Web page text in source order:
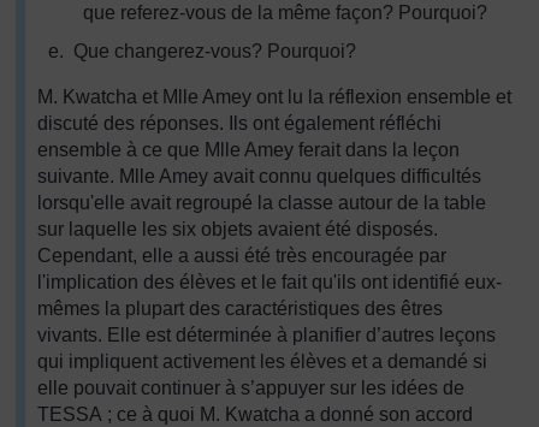
que referez-vous de la même façon? Pourquoi?
e. Que changerez-vous? Pourquoi?
M. Kwatcha et Mlle Amey ont lu la réflexion ensemble et
discuté des réponses. Ils ont également réfléchi
ensemble à ce que Mlle Amey ferait dans la leçon
suivante. Mlle Amey avait connu quelques difficultés
lorsqu'elle avait regroupé la classe autour de la table
sur laquelle les six objets avaient été disposés.
Cependant, elle a aussi été très encouragée par
l'implication des élèves et le fait qu'ils ont identifié eux-
mêmes la plupart des caractéristiques des êtres
vivants. Elle est déterminée à planifier d’autres leçons
qui impliquent activement les élèves et a demandé si
elle pouvait continuer à s’appuyer sur les idées de
TESSA ; ce à quoi M. Kwatcha a donné son accord